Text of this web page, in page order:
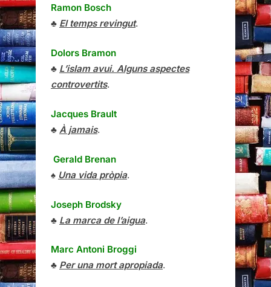
Ramon Bosch
♣ El temps revingut.
Dolors Bramon
♣ L’islam avui. Alguns aspectes
controvertits.
Jacques Brault
♣ À jamais.
Gerald Brenan
♠ Una vida pròpia.
Joseph Brodsky
♣ La marca de l’aigua.
Marc Antoni Broggi
♣ Per una mort apropiada.